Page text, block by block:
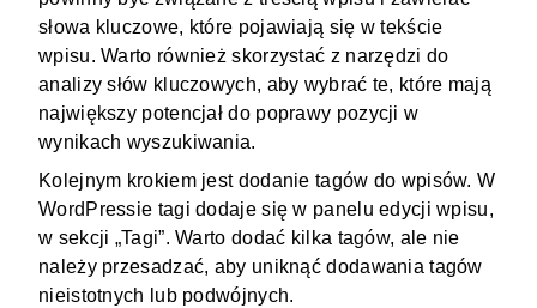
słowa kluczowe, które pojawiają się w tekście
wpisu. Warto również skorzystać z narzędzi do
analizy słów kluczowych, aby wybrać te, które mają
największy potencjał do poprawy pozycji w
wynikach wyszukiwania.
Kolejnym krokiem jest dodanie tagów do wpisów. W
WordPressie tagi dodaje się w panelu edycji wpisu,
w sekcji „Tagi”. Warto dodać kilka tagów, ale nie
należy przesadzać, aby uniknąć dodawania tagów
nieistotnych lub podwójnych.